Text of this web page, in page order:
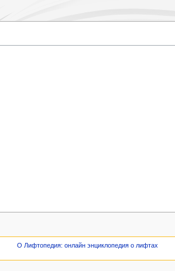
О Лифтопедия: онлайн энциклопедия о лифтах